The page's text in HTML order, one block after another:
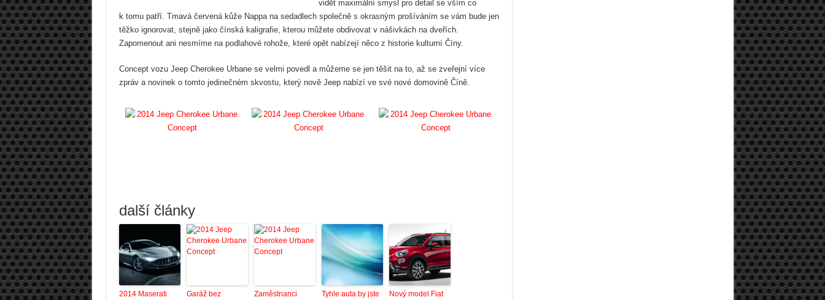
vidět maximální smysl pro detail se vším co
k tomu patří. Tmavá červená kůže Nappa na sedadlech společně s okrasným prošíváním se vám bude jen
těžko ignorovat, stejně jako čínská kaligrafie, kterou můžete obdivovat v nášivkách na dveřích.
Zapomenout ani nesmíme na podlahové rohože, které opět nabízejí něco z historie kulturní Číny.
Concept vozu Jeep Cherokee Urbane se velmi povedl a můžeme se jen těšit na to, až se zveřejní více
zpráv a novinek o tomto jedinečném skvostu, který nově Jeep nabízí ve své nové domovině Číně.
další články
2014 Maserati
Garáž bez
Zaměstnanci
Tyhle auta by jste
Nový model Fiat